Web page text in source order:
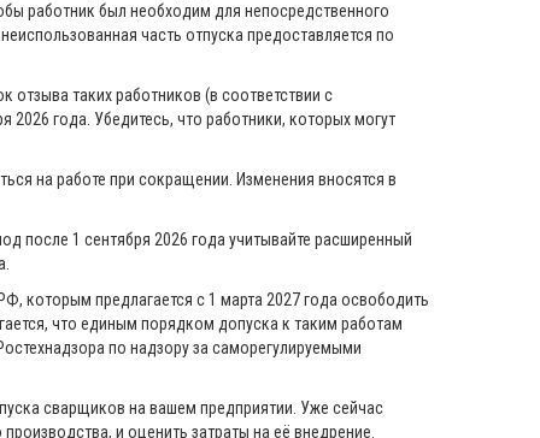
работник был необходим для непосредственного
часть отпуска предоставляется по
отзыва таких работников (в соответствии с
года. Убедитесь, что работники, которых могут
на работе при сокращении. Изменения вносятся в
после 1 сентября 2026 года учитывайте расширенный
которым предлагается с 1 марта 2027 года освободить
что единым порядком допуска к таким работам
по надзору за саморегулируемыми
сварщиков на вашем предприятии. Уже сейчас
и оценить затраты на её внедрение.